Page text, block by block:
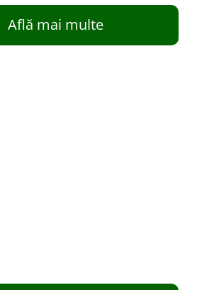
Află mai multe